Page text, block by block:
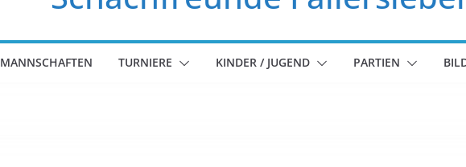
MANNSCHAFTEN TURNIERE KINDER / JUGEND PARTIEN